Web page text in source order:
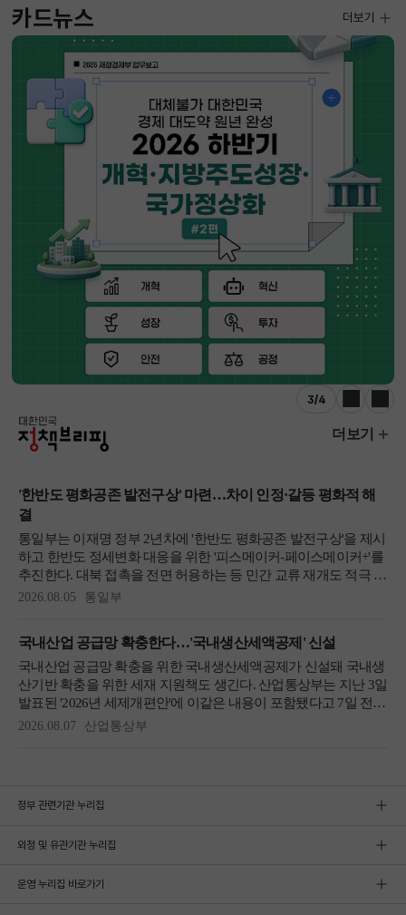
카드뉴스
3/4
이전 다음
더보기
정부 관련기관 누리집
외청 및 유관기관 누리집
운영 누리집 바로가기